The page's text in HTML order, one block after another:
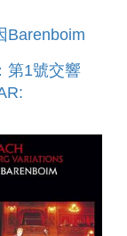
Barenboim
第1號交響